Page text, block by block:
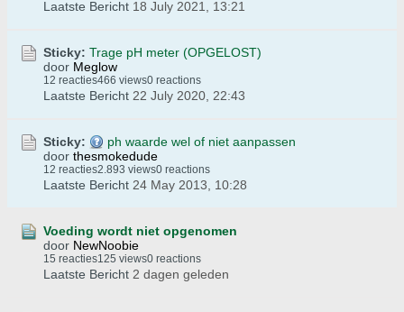
Laatste Bericht 18 July 2021, 13:21
Sticky: Trage pH meter (OPGELOST)
door Meglow
12 reacties466 views0 reactions
Laatste Bericht 22 July 2020, 22:43
Sticky:
ph waarde wel of niet aanpassen
door thesmokedude
12 reacties2.893 views0 reactions
Laatste Bericht 24 May 2013, 10:28
Voeding wordt niet opgenomen
door NewNoobie
15 reacties125 views0 reactions
Laatste Bericht 2 dagen geleden